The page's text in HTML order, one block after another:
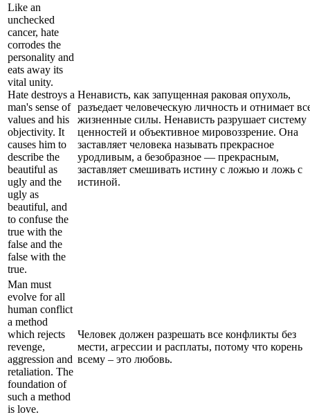
Like an
unchecked
cancer, hate
corrodes the
personality and
eats away its
vital unity.
Hate destroys a
man's sense of
values and his
objectivity. It
causes him to
describe the
beautiful as
ugly and the
ugly as
beautiful, and
to confuse the
true with the
false and the
false with the
true.
Ненависть, как запущенная раковая опухоль,
разъедает человеческую личность и отнимает
жизненные силы. Ненависть разрушает систему
ценностей и объективное мировоззрение. Она
заставляет человека называть прекрасное
уродливым, а безобразное — прекрасным,
заставляет смешивать истину с ложью и ложь с
истиной.
Man must
evolve for all
human conflict
a method
which rejects
revenge,
aggression and
retaliation. The
foundation of
such a method
is love.
Человек должен разрешать все конфликты без
мести, агрессии и расплаты, потому что корень
всему – это любовь.